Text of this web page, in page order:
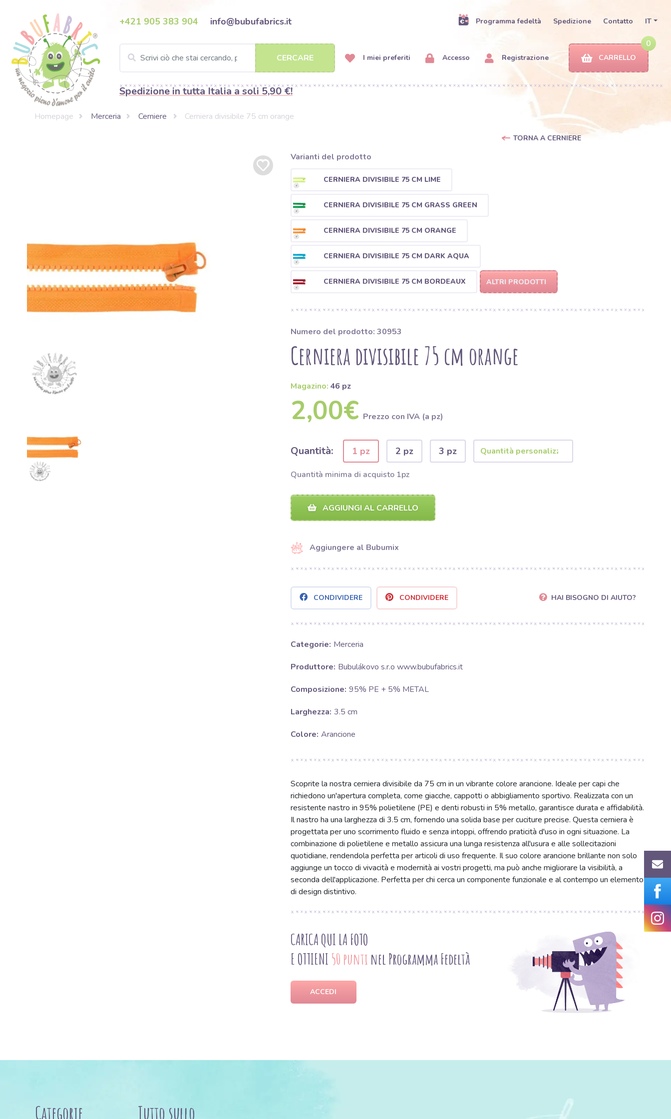
+421 905 383 904 info@bubufabrics.it Programma fedeltà Spedizione Contatto IT
CERCARE I miei preferiti Accesso Registrazione
0
CARRELLO
Spedizione in tutta Italia a soli 5,90 €!
Homepage Merceria Cerniere Cerniera divisibile 75 cm orange
TORNA A CERNIERE
Varianti del prodotto
CERNIERA DIVISIBILE 75 CM LIME
CERNIERA DIVISIBILE 75 CM GRASS GREEN
CERNIERA DIVISIBILE 75 CM ORANGE
CERNIERA DIVISIBILE 75 CM DARK AQUA
CERNIERA DIVISIBILE 75 CM BORDEAUX ALTRI PRODOTTI
Numero del prodotto: 30953
Cerniera divisibile 75 cm orange
Magazino: 46 pz
2,00€ Prezzo con IVA (a pz)
Quantità: 1 pz 2 pz 3 pz
Quantità minima di acquisto 1pz
AGGIUNGI AL CARRELLO
Aggiungere al Bubumix
CONDIVIDERE CONDIVIDERE HAI BISOGNO DI AIUTO?
Categorie: Merceria
Produttore: Bubulákovo s.r.o www.bubufabrics.it
Composizione: 95% PE + 5% METAL
Larghezza: 3.5 cm
Colore: Arancione
Scoprite la nostra cerniera divisibile da 75 cm in un vibrante colore arancione. Ideale per capi che
richiedono un'apertura completa, come giacche, cappotti o abbigliamento sportivo. Realizzata con un
resistente nastro in 95% polietilene (PE) e denti robusti in 5% metallo, garantisce durata e affidabilità.
Il nastro ha una larghezza di 3.5 cm, fornendo una solida base per cuciture precise. Questa cerniera è
progettata per uno scorrimento fluido e senza intoppi, offrendo praticità d'uso in ogni situazione. La
combinazione di polietilene e metallo assicura una lunga resistenza all'usura e alle sollecitazioni
quotidiane, rendendola perfetta per articoli di uso frequente. Il suo colore arancione brillante non solo
aggiunge un tocco di vivacità e modernità ai vostri progetti, ma può anche migliorare la visibilità, a
seconda dell'applicazione. Perfetta per chi cerca un componente funzionale e al contempo un elemento
di design distintivo.
CARICA QUI LA FOTO
E OTTIENI 50 punti nel Programma Fedeltà
ACCEDI
Categorie
Tutto sullo